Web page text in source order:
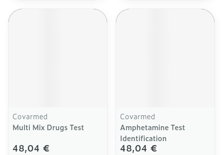
Covarmed
Multi Mix Drugs Test
48,04 €
Covarmed
Amphetamine Test
Identification
48,04 €